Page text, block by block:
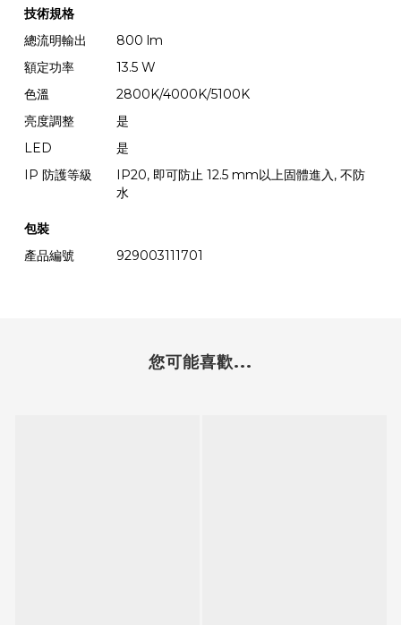
技術規格
總流明輸出
800 lm
額定功率
13.5 W
色溫
2800K/4000K/5100K
亮度調整
是
LED
是
IP 防護等級
IP20, 即可防止 12.5 mm以上固體進入, 不防
水
包裝
產品編號
929003111701
您可能喜歡...